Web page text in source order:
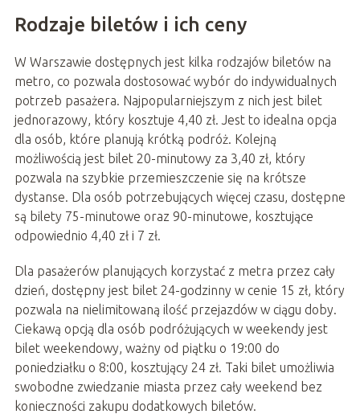
Rodzaje biletów i ich ceny
W Warszawie dostępnych jest kilka rodzajów biletów na
metro, co pozwala dostosować wybór do indywidualnych
potrzeb pasażera. Najpopularniejszym z nich jest bilet
jednorazowy, który kosztuje 4,40 zł. Jest to idealna opcja
dla osób, które planują krótką podróż. Kolejną
możliwością jest bilet 20-minutowy za 3,40 zł, który
pozwala na szybkie przemieszczenie się na krótsze
dystanse. Dla osób potrzebujących więcej czasu, dostępne
są bilety 75-minutowe oraz 90-minutowe, kosztujące
odpowiednio 4,40 zł i 7 zł.
Dla pasażerów planujących korzystać z metra przez cały
dzień, dostępny jest bilet 24-godzinny w cenie 15 zł, który
pozwala na nielimitowaną ilość przejazdów w ciągu doby.
Ciekawą opcją dla osób podróżujących w weekendy jest
bilet weekendowy, ważny od piątku o 19:00 do
poniedziałku o 8:00, kosztujący 24 zł. Taki bilet umożliwia
swobodne zwiedzanie miasta przez cały weekend bez
konieczności zakupu dodatkowych biletów.